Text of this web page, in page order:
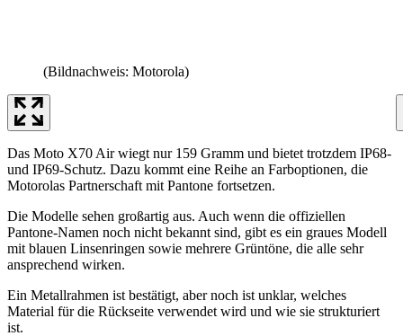
(Bildnachweis: Motorola)
Das Moto X70 Air wiegt nur 159 Gramm und bietet trotzdem IP68-
und IP69-Schutz. Dazu kommt eine Reihe an Farboptionen, die
Motorolas Partnerschaft mit Pantone fortsetzen.
Die Modelle sehen großartig aus. Auch wenn die offiziellen
Pantone-Namen noch nicht bekannt sind, gibt es ein graues Modell
mit blauen Linsenringen sowie mehrere Grüntöne, die alle sehr
ansprechend wirken.
Ein Metallrahmen ist bestätigt, aber noch ist unklar, welches
Material für die Rückseite verwendet wird und wie sie strukturiert
ist.